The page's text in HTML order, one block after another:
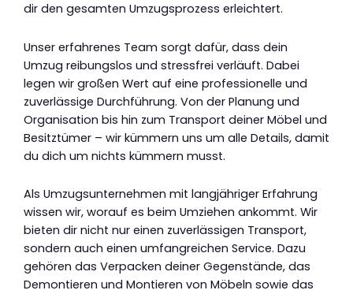
dir den gesamten Umzugsprozess erleichtert.
Unser erfahrenes Team sorgt dafür, dass dein
Umzug reibungslos und stressfrei verläuft. Dabei
legen wir großen Wert auf eine professionelle und
zuverlässige Durchführung. Von der Planung und
Organisation bis hin zum Transport deiner Möbel und
Besitztümer – wir kümmern uns um alle Details, damit
du dich um nichts kümmern musst.
Als Umzugsunternehmen mit langjähriger Erfahrung
wissen wir, worauf es beim Umziehen ankommt. Wir
bieten dir nicht nur einen zuverlässigen Transport,
sondern auch einen umfangreichen Service. Dazu
gehören das Verpacken deiner Gegenstände, das
Demontieren und Montieren von Möbeln sowie das